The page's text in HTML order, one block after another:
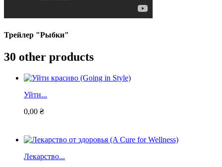
Трейлер "Рыбки"
30 other products
Уйти...
0,00 ₴
Лекарство...